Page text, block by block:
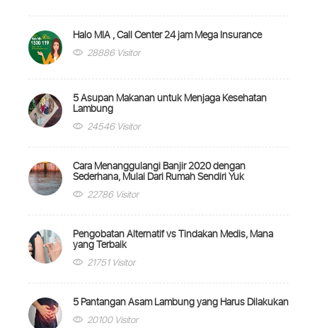
Halo MIA , Call Center 24 jam Mega Insurance
28886 Visitor
5 Asupan Makanan untuk Menjaga Kesehatan
Lambung
24546 Visitor
Cara Menanggulangi Banjir 2020 dengan
Sederhana, Mulai Dari Rumah Sendiri Yuk
22786 Visitor
Pengobatan Alternatif vs Tindakan Medis, Mana
yang Terbaik
21751 Visitor
5 Pantangan Asam Lambung yang Harus Dilakukan
20100 Visitor